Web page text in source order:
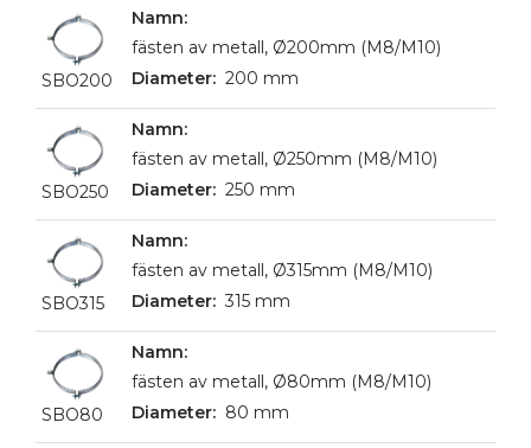
SBO200
fästen av metall, Ø200mm (M8/M10)
200 mm
SBO250
fästen av metall, Ø250mm (M8/M10)
250 mm
SBO315
fästen av metall, Ø315mm (M8/M10)
315 mm
SBO80
fästen av metall, Ø80mm (M8/M10)
80 mm